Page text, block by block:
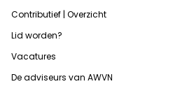
Contributief | Overzicht
Lid worden?
Vacatures
De adviseurs van AWVN